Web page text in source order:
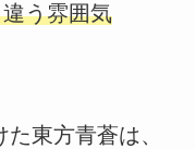
う雰囲気
東方青蒼は、